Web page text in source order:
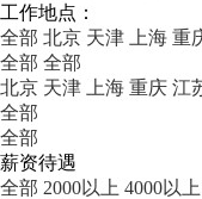
工作地点：
全部 北京 天津 上海 重
全部 全部
北京 天津 上海 重庆 江
全部
全部
薪资待遇
全部 2000以上 4000以上